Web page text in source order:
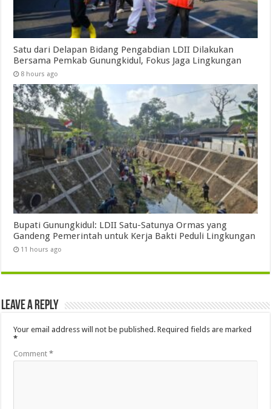
Satu dari Delapan Bidang Pengabdian LDII Dilakukan
Bersama Pemkab Gunungkidul, Fokus Jaga Lingkungan
8 hours ago
Bupati Gunungkidul: LDII Satu-Satunya Ormas yang
Gandeng Pemerintah untuk Kerja Bakti Peduli Lingkungan
11 hours ago
Leave a Reply
Your email address will not be published. Required fields are marked
*
Comment*